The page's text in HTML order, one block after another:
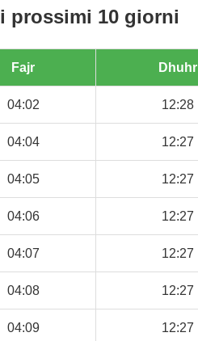
prossimi 10 giorni
Fajr Dhuhr
04:02 12:28
04:04 12:27
04:05 12:27
04:06 12:27
04:07 12:27
04:08 12:27
04:09 12:27